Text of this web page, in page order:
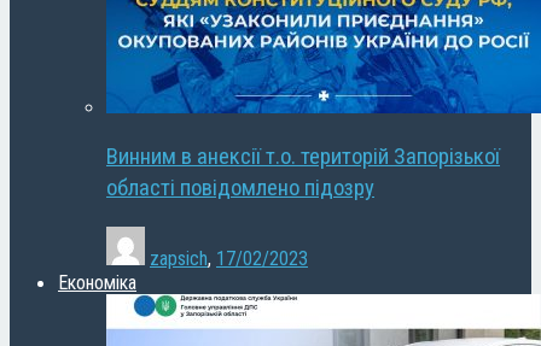
Винним в анексії т.о. територій Запорізької
області повідомлено підозру
zapsich, 17/02/2023
Економіка